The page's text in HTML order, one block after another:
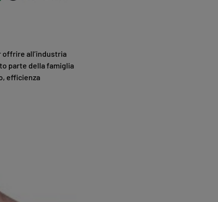
offrire all’industria
parte della famiglia
efficienza